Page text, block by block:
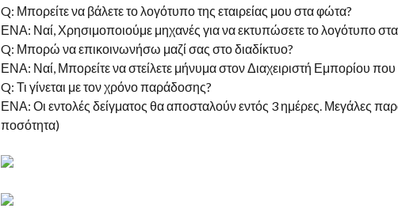
Q: Μπορείτε να βάλετε το λογότυπο της εταιρείας μου στα φώτα?
ΕΝΑ: Ναί, Χρησιμοποιούμε μηχανές για να εκτυπώσετε το λογότυπο
Q: Μπορώ να επικοινωνήσω μαζί σας στο διαδίκτυο?
ΕΝΑ: Ναί, Μπορείτε να στείλετε μήνυμα στον Διαχειριστή Εμπορίου
Q: Τι γίνεται με τον χρόνο παράδοσης?
ΕΝΑ: Οι εντολές δείγματος θα αποσταλούν εντός 3 ημέρες. Μεγάλες
ποσότητα)